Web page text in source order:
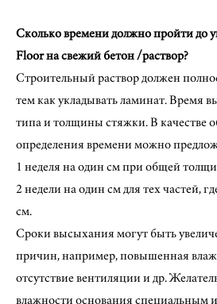
Сколько времени должно пройти до
Floor на свежий бетон /раствор?
Строительный раствор должен
тем как укладывать ламинат. Время
типа и толщины стяжки. В качестве
определения времени можно
1 неделя на один см при общей
2 недели на один см для тех частей,
см.
Сроки высыхания могут быть
причин, например, повышенная
отсутствие вентиляции и др.
влажности основания специальным